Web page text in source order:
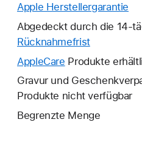
Apple Herstellergarantie
Abgedeckt durch die 14-
RücknahmefristEin
neues
wird
geöffnet.
AppleCare Ein
neues
Fenster
geöffnet.
Produkte
Gravur und
Produkte nicht verfügbar
Begrenzte Menge